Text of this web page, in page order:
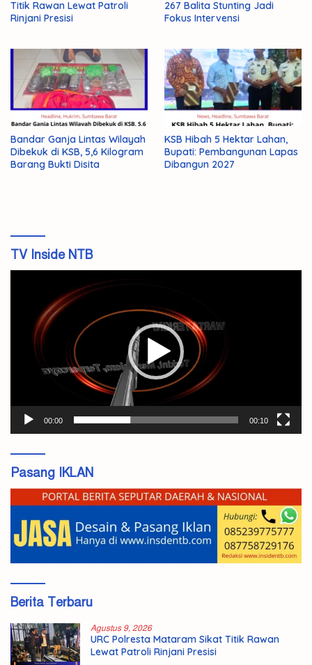
Titik Rawan Lewat Patroli
Rinjani Presisi
267 Balita Stunting Jadi
Fokus Intervensi
Bandar Ganja Lintas Wilayah
Dibekuk di KSB, 5,6 Kilogram
Barang Bukti Disita
KSB Hibah 5 Hektar Lahan,
Bupati: Pembangunan Lapas
Dibangun 2027
TV Inside NTB
00:00 00:10
Pasang IKLAN
Berita Terbaru
Agustus 9, 2026
URC Polresta Mataram Sikat Titik Rawan
Lewat Patroli Rinjani Presisi